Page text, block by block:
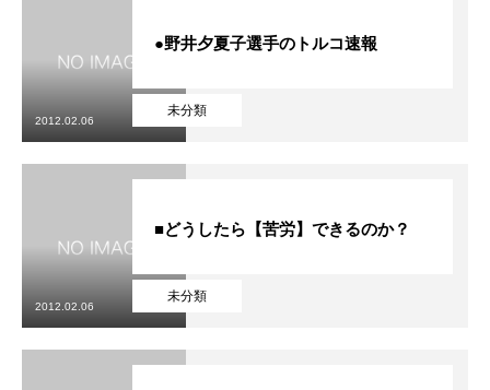
未分類
●野井夕夏子選手のトルコ速報
2012.02.06
未分類
■どうしたら【苦労】できるのか？
2012.02.06